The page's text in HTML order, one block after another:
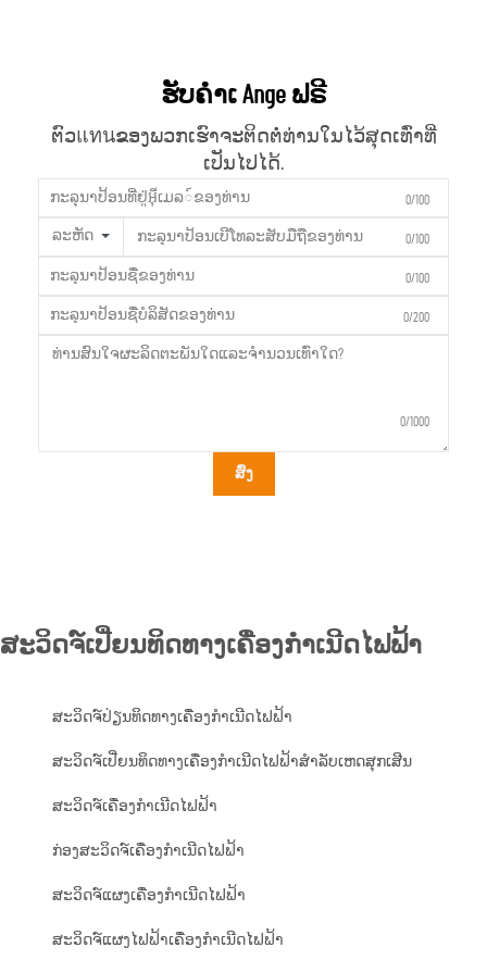
ຮັບຄຳເ Ange ຟຣີ
ຕົວแทนຂອງພວກເຮົາຈະຕິດຕໍ່ທ່ານໃນໄວ້ສຸດເທົ່າທີ່
ເປັນໄປໄດ້.
0/100
ລະຫັດ 0/100
0/100
0/200
0/1000
ສົ່ງ
ສະວິດຈ໌ເປີ່ຍນທິດທາງເຄື່ອງກຳເນີດໄຟຟ້າ
ສະວິດຈ໌ປ່ຽນທິດທາງເຄື່ອງກຳເນີດໄຟຟ້າ
ສະວິດຈ໌ເປີ່ຍນທິດທາງເຄື່ອງກຳເນີດໄຟຟ້າສຳລັບເຫດສຸກເສີນ
ສະວິດຈ໌ເຄື່ອງກຳເນີດໄຟຟ້າ
ກ່ອງສະວິດຈ໌ເຄື່ອງກຳເນີດໄຟຟ້າ
ສະວິດຈ໌ແຜງເຄື່ອງກຳເນີດໄຟຟ້າ
ສະວິດຈ໌ແຜງໄຟຟ້າເຄື່ອງກຳເນີດໄຟຟ້າ